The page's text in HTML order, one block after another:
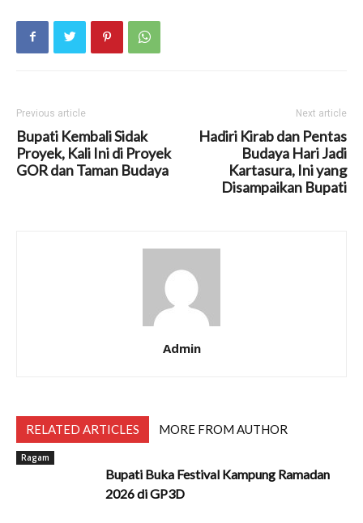
Previous article
Bupati Kembali Sidak
Proyek, Kali Ini di Proyek
GOR dan Taman Budaya
Next article
Hadiri Kirab dan Pentas
Budaya Hari Jadi
Kartasura, Ini yang
Disampaikan Bupati
Admin
RELATED ARTICLES MORE FROM AUTHOR
Ragam
Bupati Buka Festival Kampung Ramadan
2026 di GP3D